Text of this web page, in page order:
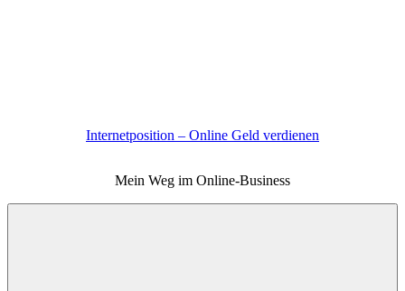
Internetposition – Online Geld verdienen
Mein Weg im Online-Business